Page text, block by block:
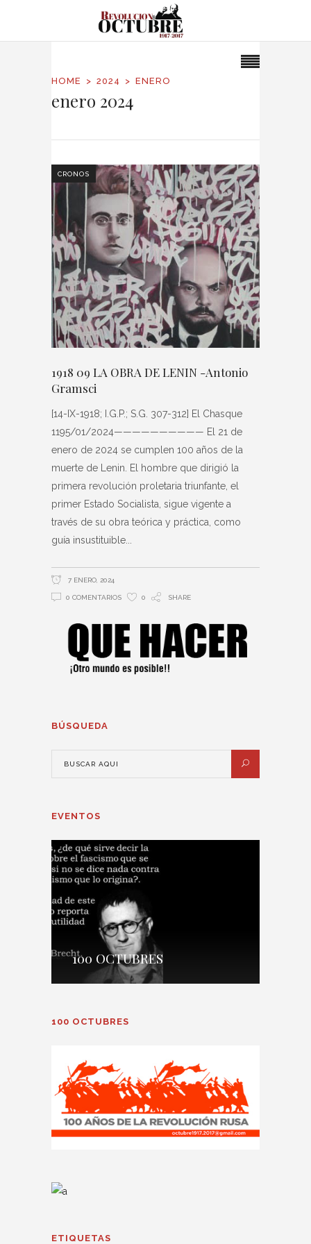
HOME 2024 ENERO
enero 2024
CRONOS
1918 09 LA OBRA DE LENIN -Antonio
Gramsci
[14-IX-1918; I.G.P.; S.G. 307-312] El Chasque
1195/01/2024—————————— El 21 de
enero de 2024 se cumplen 100 años de la
muerte de Lenin. El hombre que dirigió la
primera revolución proletaria triunfante, el
primer Estado Socialista, sigue vigente a
través de su obra teórica y práctica, como
guía insustituible
7 ENERO, 2024
0 COMENTARIOS 0 SHARE
BÚSQUEDA
EVENTOS
100 OCTUBRES
100 OCTUBRES
ETIQUETAS